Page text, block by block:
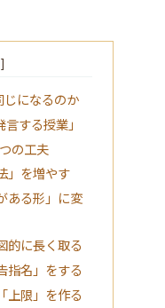
じになるのか
する授業」
の工夫
」を増やす
ある形」に変
的に長く取る
指名」をする
上限」を作る